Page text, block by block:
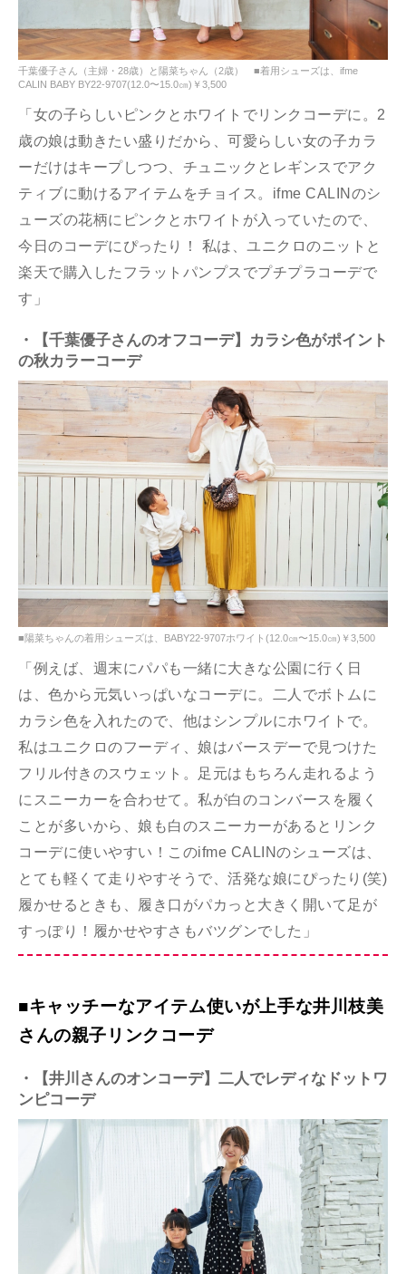
千葉優子さん（主婦・28歳）と陽菜ちゃん（2歳） ■着用シューズは、ifme
CALIN BABY BY22-9707(12.0〜15.0㎝)￥3,500
「女の子らしいピンクとホワイトでリンクコーデに。2
歳の娘は動きたい盛りだから、可愛らしい女の子カラ
ーだけはキープしつつ、チュニックとレギンスでアク
ティブに動けるアイテムをチョイス。ifme CALINのシ
ューズの花柄にピンクとホワイトが入っていたので、
今日のコーデにぴったり！ 私は、ユニクロのニットと
楽天で購入したフラットパンプスでプチプラコーデで
す」
・【千葉優子さんのオフコーデ】カラシ色がポイント
の秋カラーコーデ
■陽菜ちゃんの着用シューズは、BABY22-9707ホワイト(12.0㎝〜15.0㎝)￥3,500
「例えば、週末にパパも一緒に大きな公園に行く日
は、色から元気いっぱいなコーデに。二人でボトムに
カラシ色を入れたので、他はシンプルにホワイトで。
私はユニクロのフーディ、娘はバースデーで見つけた
フリル付きのスウェット。足元はもちろん走れるよう
にスニーカーを合わせて。私が白のコンバースを履く
ことが多いから、娘も白のスニーカーがあるとリンク
コーデに使いやすい！このifme CALINのシューズは、
とても軽くて走りやすそうで、活発な娘にぴったり(笑)
履かせるときも、履き口がパカっと大きく開いて足が
すっぽり！履かせやすさもバツグンでした」
■キャッチーなアイテム使いが上手な井川枝美
さんの親子リンクコーデ
・【井川さんのオンコーデ】二人でレディなドットワ
ンピコーデ